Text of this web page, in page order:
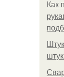
Как